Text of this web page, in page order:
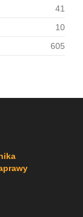
41
10
605